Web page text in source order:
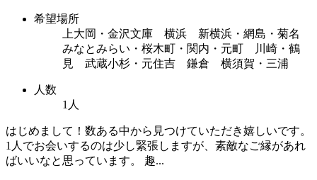
希望場所
上大岡・金沢文庫 横浜 新横浜・網島・菊名
みなとみらい・桜木町・関内・元町 川崎・鶴
見 武蔵小杉・元住吉 鎌倉 横須賀・三浦
人数
1人
はじめまして！数ある中から見つけていただき嬉しいです。
1人でお会いするのは少し緊張しますが、素敵なご縁があれ
ばいいなと思っています。 趣...